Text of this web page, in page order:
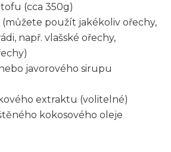
(cca 350g)
(můžete použít jakékoliv ořechy,
např. vlašské ‌ořechy,
javorového sirupu
extraktu (volitelné)
kokosového oleje